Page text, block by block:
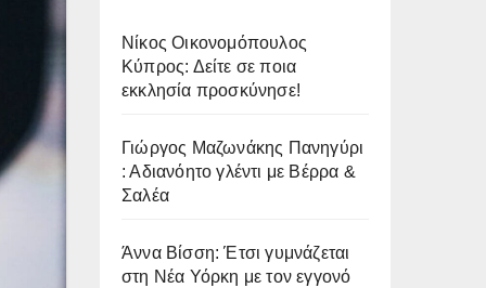
Νίκος Οικονομόπουλος
Κύπρος: Δείτε σε ποια
εκκλησία προσκύνησε!
Γιώργος Μαζωνάκης Πανηγύρι
: Αδιανόητο γλέντι με Βέρρα &
Σαλέα
Άννα Βίσση: Έτσι γυμνάζεται
στη Νέα Υόρκη με τον εγγονό